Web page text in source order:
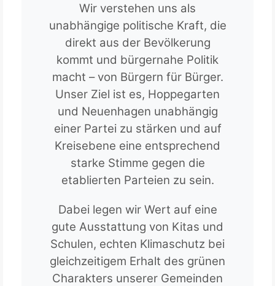
Wir verstehen uns als
unabhängige politische Kraft, die
direkt aus der Bevölkerung
kommt und bürgernahe Politik
macht – von Bürgern für Bürger.
Unser Ziel ist es, Hoppegarten
und Neuenhagen unabhängig
einer Partei zu stärken und auf
Kreisebene eine entsprechend
starke Stimme gegen die
etablierten Parteien zu sein.
Dabei legen wir Wert auf eine
gute Ausstattung von Kitas und
Schulen, echten Klimaschutz bei
gleichzeitigem Erhalt des grünen
Charakters unserer Gemeinden